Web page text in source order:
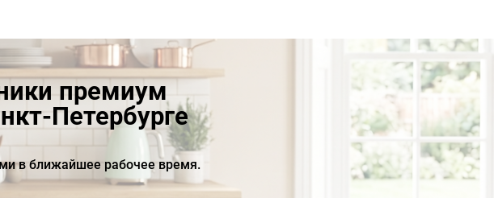
премиум
Петербурге
в ближайшее рабочее время.